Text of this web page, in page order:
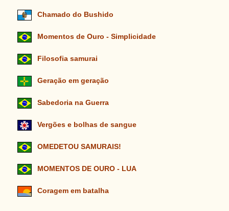
Chamado do Bushido
Momentos de Ouro - Simplicidade
Filosofia samurai
Geração em geração
Sabedoria na Guerra
Vergões e bolhas de sangue
OMEDETOU SAMURAIS!
MOMENTOS DE OURO - LUA
Coragem em batalha